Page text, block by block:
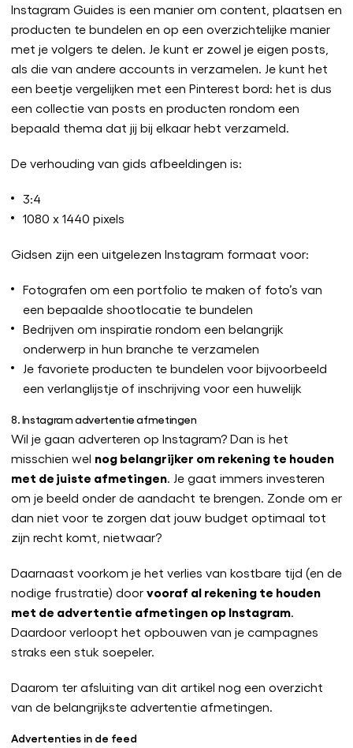
Instagram Guides is een manier om content, plaatsen en
producten te bundelen en op een overzichtelijke manier
met je volgers te delen. Je kunt er zowel je eigen posts,
als die van andere accounts in verzamelen. Je kunt het
een beetje vergelijken met een Pinterest bord: het is dus
een collectie van posts en producten rondom een
bepaald thema dat jij bij elkaar hebt verzameld.
De verhouding van gids afbeeldingen is:
3:4
1080 x 1440 pixels
Gidsen zijn een uitgelezen Instagram formaat voor:
Fotografen om een portfolio te maken of foto’s van
een bepaalde shootlocatie te bundelen
Bedrijven om inspiratie rondom een belangrijk
onderwerp in hun branche te verzamelen
Je favoriete producten te bundelen voor bijvoorbeeld
een verlanglijstje of inschrijving voor een huwelijk
8. Instagram advertentie afmetingen
Wil je gaan adverteren op Instagram? Dan is het
misschien wel nog belangrijker om rekening te houden
met de juiste afmetingen. Je gaat immers investeren
om je beeld onder de aandacht te brengen. Zonde om er
dan niet voor te zorgen dat jouw budget optimaal tot
zijn recht komt, nietwaar?
Daarnaast voorkom je het verlies van kostbare tijd (en de
nodige frustratie) door vooraf al rekening te houden
met de advertentie afmetingen op Instagram.
Daardoor verloopt het opbouwen van je campagnes
straks een stuk soepeler.
Daarom ter afsluiting van dit artikel nog een overzicht
van de belangrijkste advertentie afmetingen.
Advertenties in de feed